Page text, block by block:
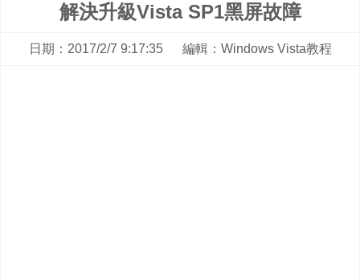
解決升級Vista SP1黑屏故障
日期：2017/2/7 9:17:35 編輯：Windows Vista教程